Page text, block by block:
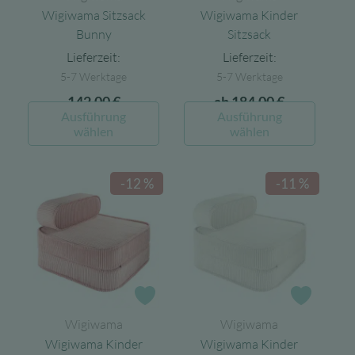
Wigiwama Sitzsack
Bunny
Lieferzeit:
5-7 Werktage
142,00€
Ausführung
wählen
weist
mehrere
Varianten
Produktseite
gewählt
Wigiwama Kinder
Sitzsack
Lieferzeit:
5-7 Werktage
ab184,00€
Ausführung
wählen
-12 %
Wigiwama
Wigiwama Kinder
-11 %
Wigiwama
Wigiwama Kinder